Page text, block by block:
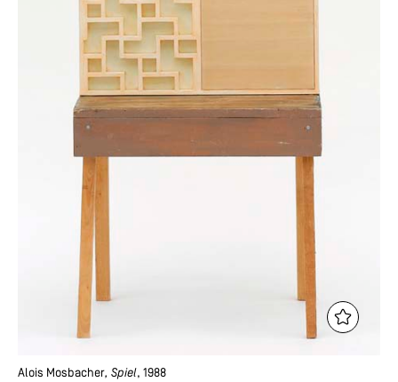
Alois Mosbacher, Spiel, 1988